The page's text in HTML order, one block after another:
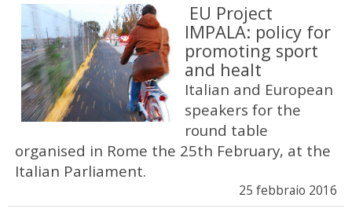
EU Project
IMPALA: policy for
promoting sport
and healt
Italian and European
speakers for the
round table
organised in Rome the 25th February, at the
Italian Parliament.
25 febbraio 2016